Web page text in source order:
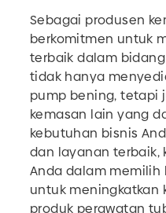
Sebagai produsen
berkomitmen untuk
terbaik dalam
tidak hanya
pump bening, tetapi
kemasan lain yang
kebutuhan bisnis
dan layanan terbaik,
Anda dalam
untuk meningkatkan
produk perawatan